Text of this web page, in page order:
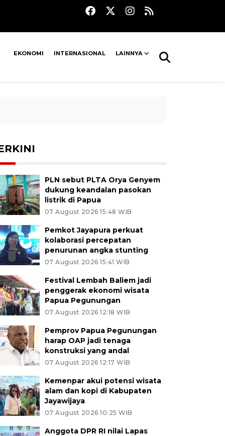
EKONOMI INTERNASIONAL LAINNYA
PLN sebut PLTA Orya Genyem
dukung keandalan pasokan
listrik di Papua
07 August 2026 15:48 WIB
Pemkot Jayapura perkuat
kolaborasi percepatan
penurunan angka stunting
07 August 2026 15:41 WIB
Festival Lembah Baliem jadi
penggerak ekonomi wisata
Papua Pegunungan
07 August 2026 12:18 WIB
Pemprov Papua Pegunungan
harap OAP jadi tenaga
konstruksi yang andal
07 August 2026 12:17 WIB
Kemenpar akui potensi wisata
alam dan kopi di Kabupaten
Jayawijaya
07 August 2026 10:25 WIB
Anggota DPR RI nilai Lapas